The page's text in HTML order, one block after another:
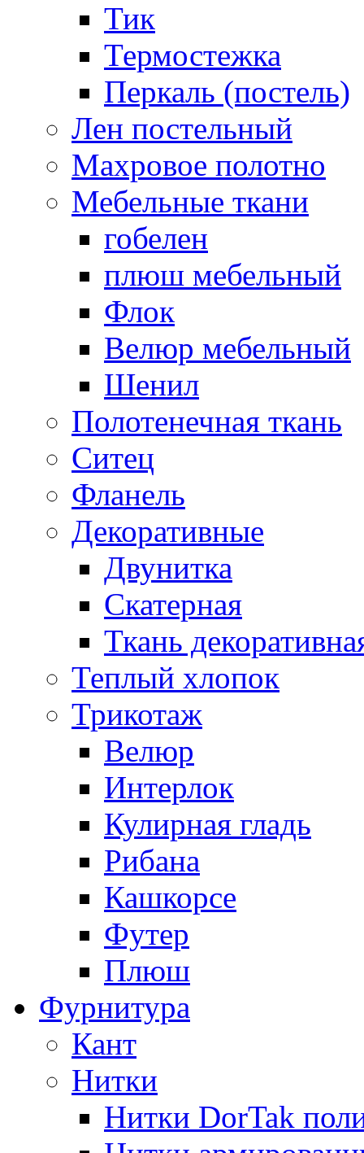
Тик
Термостежка
Перкаль (постель)
Лен постельный
Махровое полотно
Мебельные ткани
гобелен
плюш мебельный
Флок
Велюр мебельный
Шенил
Полотенечная ткань
Ситец
Фланель
Декоративные
Двунитка
Скатерная
Ткань
Теплый хлопок
Трикотаж
Велюр
Интерлок
Кулирная гладь
Рибана
Кашкорсе
Футер
Плюш
Фурнитура
Кант
Нитки
Нитки DorTak